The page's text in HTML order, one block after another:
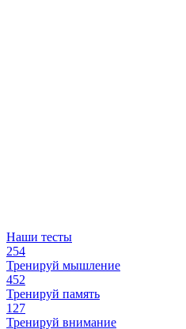
Наши тесты
254
Тренируй мышление
452
Тренируй память
127
Тренируй внимание